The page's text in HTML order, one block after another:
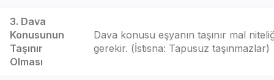
3. Dava
Konusunun
Taşınır
Olması
Dava konusu eşyanın taşınır mal
gerekir. (İstisna: Tapusuz taşınmazlar)